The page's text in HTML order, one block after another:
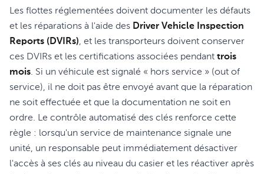
Les flottes réglementées doivent documenter les défauts
et les réparations à l'aide des Driver Vehicle Inspection
Reports (DVIRs), et les transporteurs doivent conserver
ces DVIRs et les certifications associées pendant trois
mois. Si un véhicule est signalé « hors service » (out of
service), il ne doit pas être envoyé avant que la réparation
ne soit effectuée et que la documentation ne soit en
ordre. Le contrôle automatisé des clés renforce cette
règle : lorsqu'un service de maintenance signale une
unité, un responsable peut immédiatement désactiver
l'accès à ses clés au niveau du casier et les réactiver après